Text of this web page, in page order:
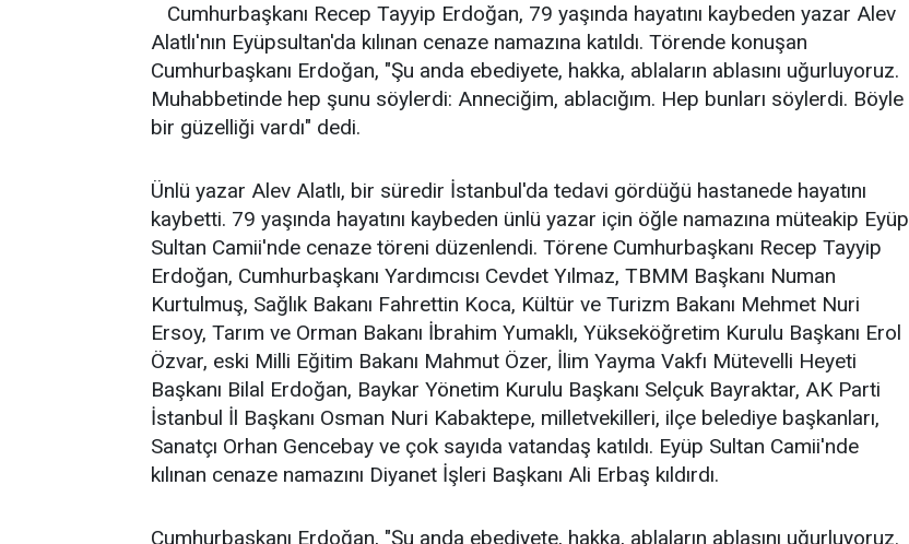
Cumhurbaşkanı Recep Tayyip Erdoğan, 79 yaşında hayatını kaybeden yazar Alev
Alatlı'nın Eyüpsultan'da kılınan cenaze namazına katıldı. Törende konuşan
Cumhurbaşkanı Erdoğan, "Şu anda ebediyete, hakka, ablaların ablasını uğurluyoruz.
Muhabbetinde hep şunu söylerdi: Anneciğim, ablacığım. Hep bunları söylerdi. Böyle
bir güzelliği vardı" dedi.
Ünlü yazar Alev Alatlı, bir süredir İstanbul'da tedavi gördüğü hastanede hayatını
kaybetti. 79 yaşında hayatını kaybeden ünlü yazar için öğle namazına müteakip Eyüp
Sultan Camii'nde cenaze töreni düzenlendi. Törene Cumhurbaşkanı Recep Tayyip
Erdoğan, Cumhurbaşkanı Yardımcısı Cevdet Yılmaz, TBMM Başkanı Numan
Kurtulmuş, Sağlık Bakanı Fahrettin Koca, Kültür ve Turizm Bakanı Mehmet Nuri
Ersoy, Tarım ve Orman Bakanı İbrahim Yumaklı, Yükseköğretim Kurulu Başkanı Erol
Özvar, eski Milli Eğitim Bakanı Mahmut Özer, İlim Yayma Vakfı Mütevelli Heyeti
Başkanı Bilal Erdoğan, Baykar Yönetim Kurulu Başkanı Selçuk Bayraktar, AK Parti
İstanbul İl Başkanı Osman Nuri Kabaktepe, milletvekilleri, ilçe belediye başkanları,
Sanatçı Orhan Gencebay ve çok sayıda vatandaş katıldı. Eyüp Sultan Camii'nde
kılınan cenaze namazını Diyanet İşleri Başkanı Ali Erbaş kıldırdı.
Cumhurbaşkanı Erdoğan, "Şu anda ebediyete, hakka, ablaların ablasını uğurluyoruz.